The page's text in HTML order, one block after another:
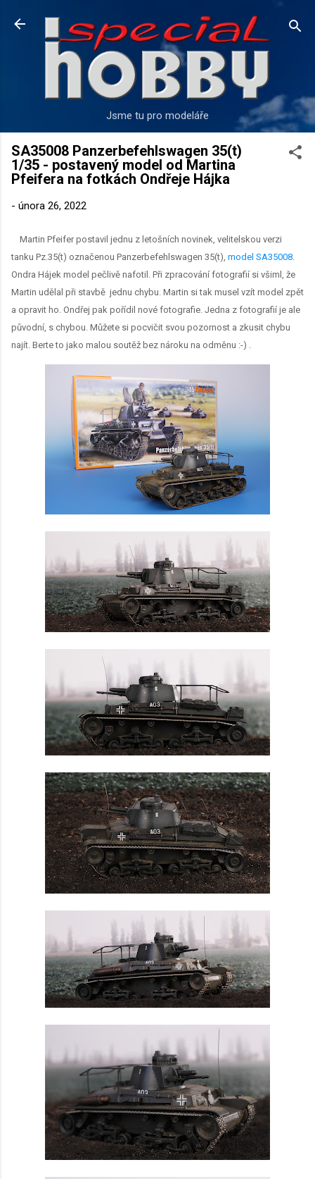
Přeskočit na hlavní obsah
Jsme tu pro modeláře
SA35008 Panzerbefehlswagen 35(t)
1/35 - postavený model od Martina
Pfeifera na fotkách Ondřeje Hájka
- února 26, 2022
Martin Pfeifer postavil jednu z letošních novinek, velitelskou verzi
tanku Pz.35(t) označenou Panzerbefehlswagen 35(t), model SA35008
Ondra Hájek model pečlivě nafotil. Při zpracování fotografií si všiml, že
Martin udělal při stavbě jednu chybu. Martin si tak musel vzít model zpět
a opravit ho. Ondřej pak pořídil nové fotografie. Jedna z fotografií je ale
původní, s chybou. Můžete si pocvičit svou pozornost a zkusit chybu
najít. Berte to jako malou soutěž bez nároku na odměnu :-) .